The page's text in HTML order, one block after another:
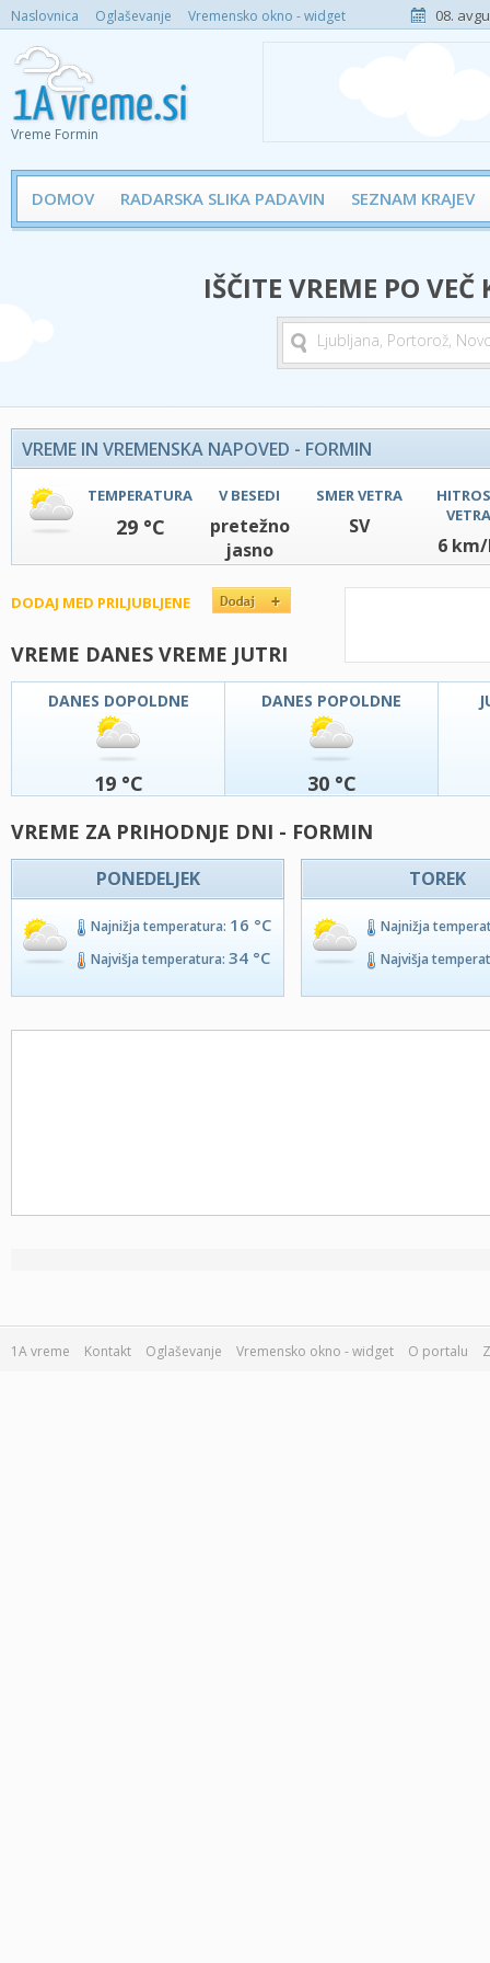
Naslovnica Oglaševanje Vremensko okno - widget 08.
Vreme Formin
DOMOV RADARSKA SLIKA PADAVIN SEZNAM KRAJEV
IŠČITE VREME PO
VREME IN VREMENSKA NAPOVED - FORMIN
TEMPERATURA
29 °C
V BESEDI
pretežno
jasno
SMER VETRA
SV
VETRA
6
DODAJ MED PRILJUBLJENE
VREME DANES VREME JUTRI
DANES DOPOLDNE
19 °C
DANES POPOLDNE
30 °C
VREME ZA PRIHODNJE DNI - FORMIN
PONEDELJEK
Najnižja temperatura: 16 °C
Najvišja temperatura: 34 °C
TOREK
Najnižja
Najvišja
1A vreme Kontakt Oglaševanje Vremensko okno - widget O portalu